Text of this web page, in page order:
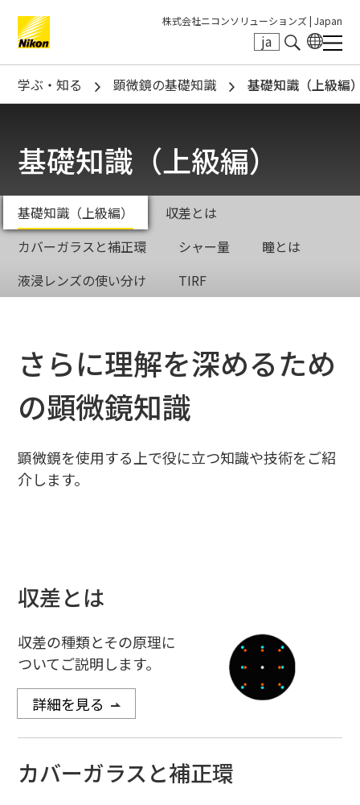
株式会社ニコンソリューションズ | Japan
ja
Search keyword(s)
学ぶ・知る 顕微鏡の基礎知識 基礎知識（上級編
基礎知識（上級編）
基礎知識（上級編）
収差とは
カバーガラスと補正環
シャー量
瞳とは
液浸レンズの使い分け
TIRF
さらに理解を深めるため
の顕微鏡知識
顕微鏡を使用する上で役に立つ知識や技術をご紹
介します。
収差とは
収差の種類とその原理に
ついてご説明します。
詳細を見る
カバーガラスと補正環